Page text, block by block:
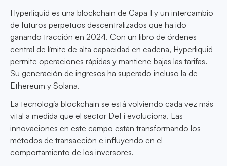
Hyperliquid es una blockchain de Capa 1 y un intercambio
de futuros perpetuos descentralizados que ha ido
ganando tracción en 2024. Con un libro de órdenes
central de límite de alta capacidad en cadena, Hyperliquid
permite operaciones rápidas y mantiene bajas las tarifas.
Su generación de ingresos ha superado incluso la de
Ethereum y Solana.
La tecnología blockchain se está volviendo cada vez más
vital a medida que el sector DeFi evoluciona. Las
innovaciones en este campo están transformando los
métodos de transacción e influyendo en el
comportamiento de los inversores.